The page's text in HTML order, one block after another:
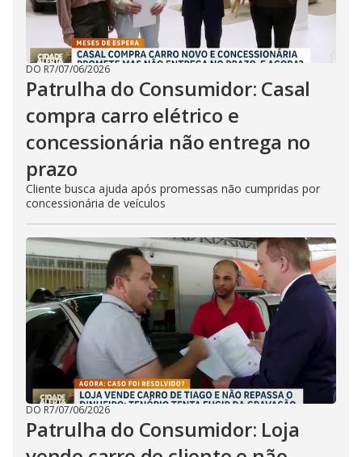
DO R7/07/06/2026
Patrulha do Consumidor: Casal
compra carro elétrico e
concessionária não entrega no
prazo
Cliente busca ajuda após promessas não cumpridas por
concessionária de veículos
DO R7/07/06/2026
Patrulha do Consumidor: Loja